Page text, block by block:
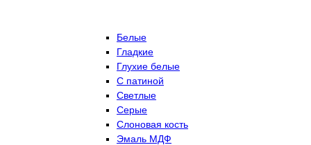
Белые
Гладкие
Глухие белые
С патиной
Светлые
Серые
Слоновая кость
Эмаль МДФ